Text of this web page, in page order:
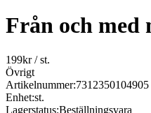
Från och med
199kr/ st.
Övrigt
Artikelnummer:7312350104905
Enhet:st.
Lagerstatus:Beställningsvara